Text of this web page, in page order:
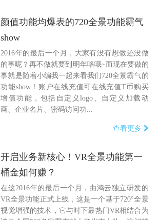
颜值功能均爆表的720全景功能霸气
show
2016年的最后一个月，大家有没有想做还没做
的事呢？再不做就要到明年咯哦~而现在要做的
事就是随着小编我一起来看我们720全景霸气的
功能show！账户在线充值可在线充值T币购买
增值功能，包括自定义logo、自定义加载动
画、企业名片、密码访问功...
查看更多
开启业务新核心！VR全景功能第一
桶金如何赚？
在这2016年的最后一个月，由鸿云独立研发的
VR全景功能正式上线，这是一个基于720°全景
视觉增强的技术，它与时下最热门VR相结合为